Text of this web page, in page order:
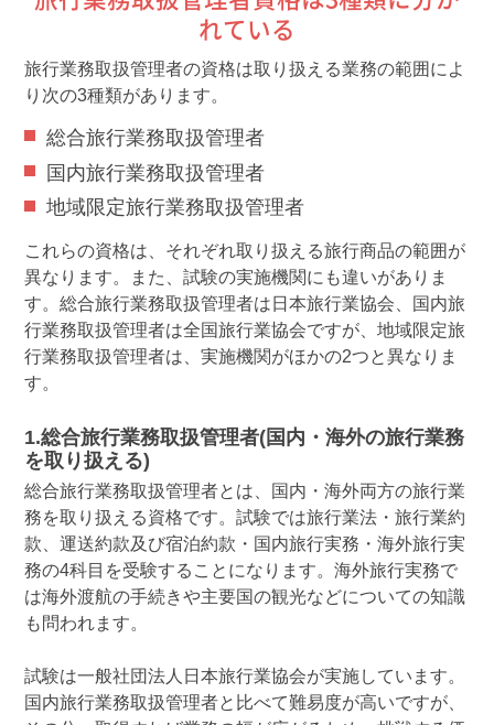
れている
旅行業務取扱管理者の資格は取り扱える業務の範囲によ
り次の3種類があります。
総合旅行業務取扱管理者
国内旅行業務取扱管理者
地域限定旅行業務取扱管理者
これらの資格は、それぞれ取り扱える旅行商品の範囲が
異なります。また、試験の実施機関にも違いがありま
す。総合旅行業務取扱管理者は日本旅行業協会、国内旅
行業務取扱管理者は全国旅行業協会ですが、地域限定旅
行業務取扱管理者は、実施機関がほかの2つと異なりま
す。
1.総合旅行業務取扱管理者(国内・海外の旅行業務
を取り扱える)
総合旅行業務取扱管理者とは、国内・海外両方の旅行業
務を取り扱える資格です。試験では旅行業法・旅行業約
款、運送約款及び宿泊約款・国内旅行実務・海外旅行実
務の4科目を受験することになります。海外旅行実務で
は海外渡航の手続きや主要国の観光などについての知識
も問われます。
試験は一般社団法人日本旅行業協会が実施しています。
国内旅行業務取扱管理者と比べて難易度が高いですが、